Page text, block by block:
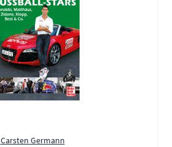
Carsten Germann